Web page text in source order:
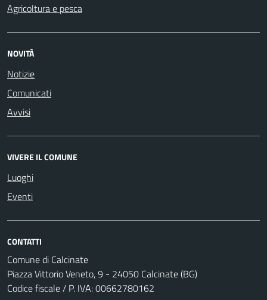
Agricoltura e pesca
NOVITÀ
Notizie
Comunicati
Avvisi
VIVERE IL COMUNE
Luoghi
Eventi
CONTATTI
Comune di Calcinate
Piazza Vittorio Veneto, 9 - 24050 Calcinate (BG)
Codice fiscale / P. IVA: 00662780162